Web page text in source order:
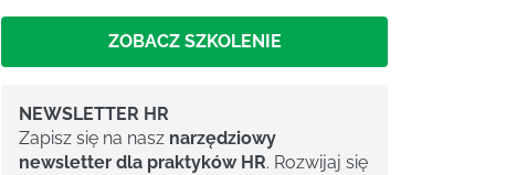
ZOBACZ SZKOLENIE
NEWSLETTER HR
Zapisz się na nasz narzędziowy
newsletter dla praktyków HR. Rozwijaj się